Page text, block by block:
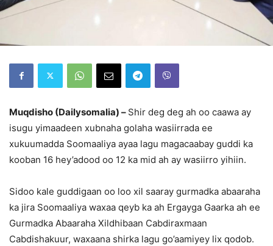
Muqdisho (Dailysomalia) – Shir deg deg ah oo caawa ay
isugu yimaadeen xubnaha golaha wasiirrada ee
xukuumadda Soomaaliya ayaa lagu magacaabay guddi ka
kooban 16 hey’adood oo 12 ka mid ah ay wasiirro yihiin.
Sidoo kale guddigaan oo loo xil saaray gurmadka abaaraha
ka jira Soomaaliya waxaa qeyb ka ah Ergayga Gaarka ah ee
Gurmadka Abaaraha Xildhibaan Cabdiraxmaan
Cabdishakuur, waxaana shirka lagu go’aamiyey lix qodob.